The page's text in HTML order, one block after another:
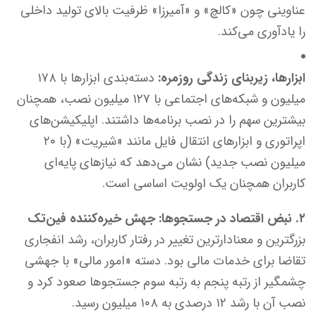
عناوینی چون «کالچ» و «آمیرزا» ظرفیت بالای تولید داخلی
را یادآوری می‌کند.
ابزارها، زیربنای زندگی روزمره:
دسته‌بندی ابزارها با ۱۷۸
میلیون و شبکه‌های اجتماعی با ۱۲۷ میلیون نصب، همچنان
بیشترین سهم را در نصب برنامه‌ها داشتند. اپلیکیشن‌های
اپراتوری و ابزارهای انتقال فایل مانند «شیریت» (با ۲۰
میلیون نصب جدید) نشان می‌دهد که نیازهای پایه‌ای
کاربران همچنان یک اولویت اساسی است.
۲. نبض اقتصاد در جستجوها: جهش خیره‌کننده فین‌تک
بزرگترین و معنادارترین تغییر در رفتار کاربران، رشد انفجاری
تقاضا برای خدمات مالی بود. دسته «امور مالی» با جهشی
چشمگیر از رتبه پنجم به رتبه سوم جستجوها صعود کرد و
نصب آن با رشد ۱۲ درصدی به ۱۰۸ میلیون رسید.